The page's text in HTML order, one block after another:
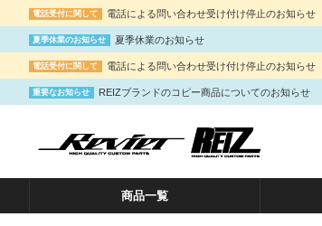
電話受付に関して 電話による問い合わせ受け付け停止のお知らせ
夏季休業のお知らせ 夏季休業のお知らせ
電話受付に関して 電話による問い合わせ受け付け停止のお知らせ
重要なお知らせ REIZブランドのコピー商品についてのお知らせ
商品一覧